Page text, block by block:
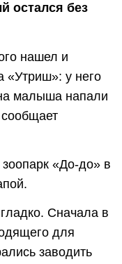
остался без
нашел и
«Утриш»: у него
малыша напали
«До-до» в
Сначала в
для
заводить